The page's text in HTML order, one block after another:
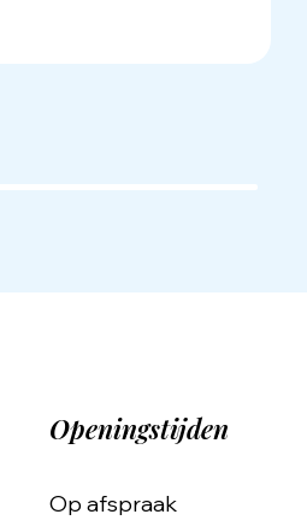
Openingstijden
Op afspraak